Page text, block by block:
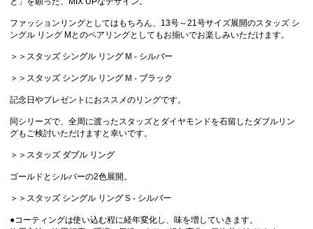
ファッションリングとしてはもちろん、13号～21号サイズ展開のスタッズ シ
ングル リング Mとのペアリングとしてもお揃いでお楽しみいただけます。
＞＞スタッズ シングル リング M - シルバー
＞＞スタッズ シングル リング M - ブラック
記念日やプレゼントにおススメのリングです。
同シリーズで、全周に渡ったスタッズとダイヤモンドを石留したダブルリン
グもご検討いただけますと幸いです。
＞＞スタッズ ダブル リング
ゴールドとシルバーの2色展開。
＞＞スタッズ シングル リング S - シルバー
●コーティングは使い込む程に経年変化し、味を増していきます。